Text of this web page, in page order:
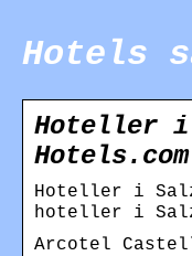
Hotels
Hoteller i
Hotels.com
Hoteller i
hoteller i
Arcotel